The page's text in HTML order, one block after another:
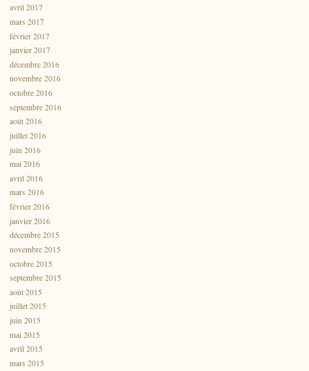
avril 2017
mars 2017
février 2017
janvier 2017
décembre 2016
novembre 2016
octobre 2016
septembre 2016
août 2016
juillet 2016
juin 2016
mai 2016
avril 2016
mars 2016
février 2016
janvier 2016
décembre 2015
novembre 2015
octobre 2015
septembre 2015
août 2015
juillet 2015
juin 2015
mai 2015
avril 2015
mars 2015